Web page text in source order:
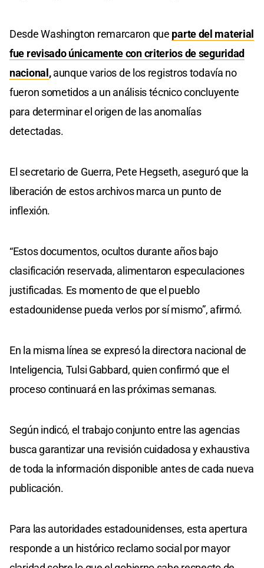
Desde Washington remarcaron que parte del material
fue revisado únicamente con criterios de seguridad
nacional,aunque varios de los registros todavía no
fueron sometidos a un análisis técnico concluyente
para determinar el origen de las anomalías
detectadas.
El secretario de Guerra, Pete Hegseth, aseguró que la
liberación de estos archivos marca un punto de
inflexión.
“Estos documentos, ocultos durante años bajo
clasificación reservada, alimentaron especulaciones
justificadas. Es momento de que el pueblo
estadounidense pueda verlos por sí mismo”, afirmó.
En la misma línea se expresó la directora nacional de
Inteligencia, Tulsi Gabbard, quien confirmó que el
proceso continuará en las próximas semanas.
Según indicó, el trabajo conjunto entre las agencias
busca garantizar una revisión cuidadosa y exhaustiva
de toda la información disponible antes de cada nueva
publicación.
Para las autoridades estadounidenses, esta apertura
responde a un histórico reclamo social por mayor